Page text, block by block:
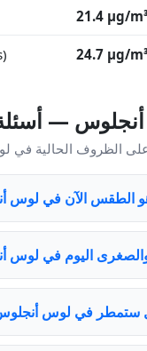
21.4 μg/m³
24.7 μg/m³
—
الطقس الآن في لوس
اليوم في لوس
ستمطر في لوس أنجلوس